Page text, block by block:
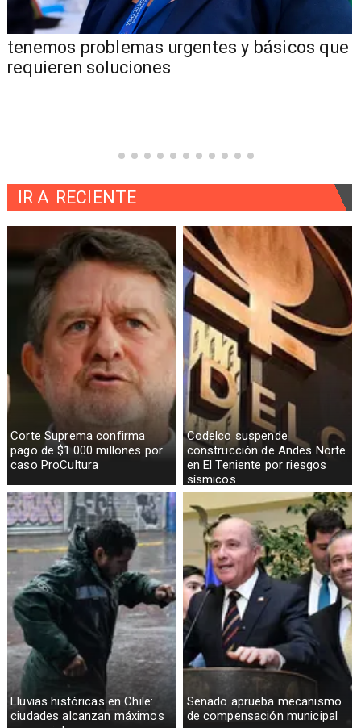
tenemos problemas urgentes y básicos que
requieren soluciones
Corte Suprema confirma
pago de $1.000 millones por
caso ProCultura
Codelco suspende
construcción de Andes Norte
en El Teniente por riesgos
sísmicos
Lluvias históricas en Chile:
ciudades alcanzan máximos
Senado aprueba mecanismo
de compensación municipal
IR A RECIENTE